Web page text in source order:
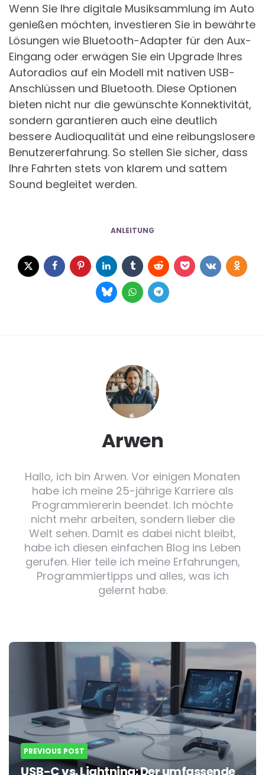
Wenn Sie Ihre digitale Musiksammlung im Auto
genießen möchten, investieren Sie in bewährte
Lösungen wie Bluetooth-Adapter für den Aux-
Eingang oder erwägen Sie ein Upgrade Ihres
Autoradios auf ein Modell mit nativen USB-
Anschlüssen und Bluetooth. Diese Optionen
bieten nicht nur die gewünschte Konnektivität,
sondern garantieren auch eine deutlich
bessere Audioqualität und eine reibungslosere
Benutzererfahrung. So stellen Sie sicher, dass
Ihre Fahrten stets von klarem und sattem
Sound begleitet werden.
ANLEITUNG
Arwen
Hallo, ich bin Arwen. Vor einigen Monaten
habe ich meine 25-jährige Karriere als
Programmiererin beendet. Ich möchte
nicht mehr arbeiten, sondern lieber die
Welt sehen. Damit es dabei nicht bleibt,
habe ich diesen einfachen Blog ins Leben
gerufen. Hier teile ich meine Erfahrungen,
Programmiertipps und alles, was ich
gelernt habe.
Post
navigation
PREVIOUS POST
USB-C vs. Lightning: Der umfassende